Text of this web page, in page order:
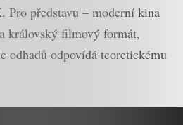
Pro představu – moderní kina
královský filmový formát,
odhadů odpovídá teoretickému